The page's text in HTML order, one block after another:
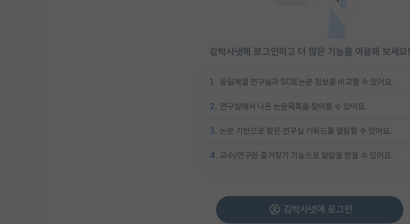
김박사넷에 로그인하고 더 많은 기능을 이용해 보세요!
1. 동일계열 연구실과 SCIE논문 정보를 비교할 수 있어요.
2. 연구실에서 나온 논문목록을 찾아볼 수 있어요.
3. 논문 기반으로 찾은 연구실 키워드를 열람할 수 있어요.
4. 교수/연구원 즐겨찾기 기능으로 알람을 받을 수 있어요.
김박사넷에 로그인